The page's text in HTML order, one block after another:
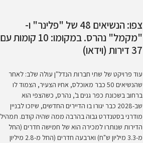
צפו: הנשיאים 48 של "פלינר" ו-
"מקמל" נהרס. במקומו: 10 קומות עם
37 דירות (וידאו)
עוד פרויקט של שתי חברות הנדל"ן עולה שלב: לאחר
שהנשיאים 50 כבר מאוכלס, אחיו הצעיר, הצמוד לו
ברחוב בשכונת כפר גנים ב', נהרס, כשהצפי הוא
שב-2028 כבר יגורו בו הדיירים החדשים, שיזכו לבניין
מודרני בסטנדרט גבוה בהרבה ממה שהיה קודם. תמהיל
הדירות שנותרו למכירה הוא של חמישה חדרים (החל
מ-3.3 מיליון ש"ח) וארבעה חדרים (החל מ-2.8 מיליון